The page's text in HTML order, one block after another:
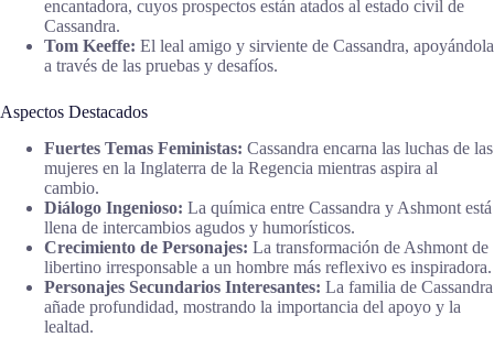
encantadora, cuyos prospectos están atados al estado civil de
Cassandra.
Tom Keeffe: El leal amigo y sirviente de Cassandra, apoyándola
a través de las pruebas y desafíos.
Aspectos Destacados
Fuertes Temas Feministas: Cassandra encarna las luchas de las
mujeres en la Inglaterra de la Regencia mientras aspira al
cambio.
Diálogo Ingenioso: La química entre Cassandra y Ashmont está
llena de intercambios agudos y humorísticos.
Crecimiento de Personajes: La transformación de Ashmont de
libertino irresponsable a un hombre más reflexivo es inspiradora.
Personajes Secundarios Interesantes: La familia de Cassandra
añade profundidad, mostrando la importancia del apoyo y la
lealtad.